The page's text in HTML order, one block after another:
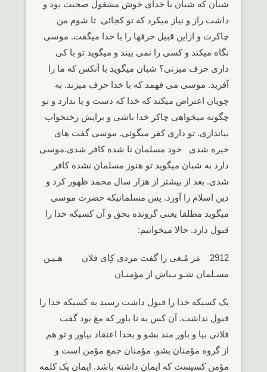
شبان که شبان با خدای خوش مشغول صحبت بود و
داشت راز و نیاز میکرد که تو کجائی تا شوم من
چاکرت و ازاین قبیل حرفها را با خدا میگفت. موسی
نگاه میکند و کسی را نمی بیند و میگوید تو با کی
داری حرف میزنی؟ شبان میگوید با آنکس که ما را
آفرید. موسی می فهمد که با خدا حرف میزند. به
چوپان اعتراض میکند که خدا که دست و پا ندارد و تو
چگونه میخواهی چاکر خدا باشی و برایش رختخواب
بیاندازی. تو داری کفر میگوئی. موسی گفت های
خیره شدی خود مسلمان نا شده کافر شدی.موسی
دارد به شبان میگوید تو هنوز مسلمان نشده کافر
شدی. بعد از بیشتر از هزار سال محمد ظهور کرد و
دین اسلام را آورد. پس مسلمانیکه حضرت موسی
میگوید مطلقا یعنی گرونده بحق و آن کسیکه خدا را
قبول دارد. حالا میخوانیم:
2912 مَر مُـغی را گفت مردی کِای فلان هـیـن
مسـلمان شـو بـباش از مؤمنـان
یک کسیکه خدا را قبول داشت رسید به کسیکه خدا را
قبول نداشت. آن کس به نا باور که مغ بود گفت
فلانی بیا و باور مند بشو و بخدا اعتقاد بیاور و تو هم
از گروه مؤمنان بشو. مؤمنان جمع مؤمن است و
مؤمن کسیست که ایمان داشته باشد. ایمان یک کلمه